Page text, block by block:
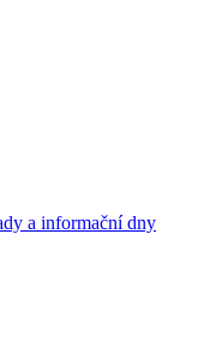
a informační dny